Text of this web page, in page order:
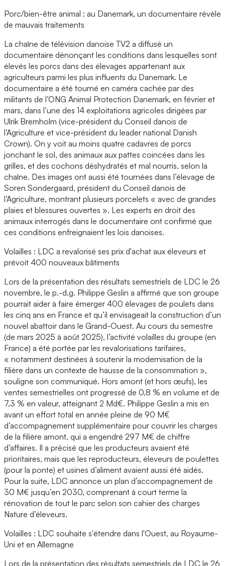
Porc/bien-être animal : au Danemark, un documentaire révèle
de mauvais traitements
La chaîne de télévision danoise TV2 a diffusé un
documentaire dénonçant les conditions dans lesquelles sont
élevés les porcs dans des élevages appartenant aux
agriculteurs parmi les plus influents du Danemark. Le
documentaire a été tourné en caméra cachée par des
militants de l’ONG Animal Protection Danemark, en février et
mars, dans l’une des 14 exploitations agricoles dirigées par
Ulrik Bremholm (vice-président du Conseil danois de
l’Agriculture et vice-président du leader national Danish
Crown). On y voit au moins quatre cadavres de porcs
jonchant le sol, des animaux aux pattes coincées dans les
grilles, et des cochons déshydratés et mal nourris, selon la
chaîne. Des images ont aussi été tournées dans l’élevage de
Soren Sondergaard, président du Conseil danois de
l’Agriculture, montrant plusieurs porcelets « avec de grandes
plaies et blessures ouvertes ». Les experts en droit des
animaux interrogés dans le documentaire ont confirmé que
ces conditions enfreignaient les lois danoises.
Volailles : LDC a revalorisé ses prix d'achat aux éleveurs et
prévoit 400 nouveaux bâtiments
Lors de la présentation des résultats semestriels de LDC le 26
novembre, le p.-d.g. Philippe Geslin a affirmé que son groupe
pourrait aider à faire émerger 400 élevages de poulets dans
les cinq ans en France et qu’il envisageait la construction d’un
nouvel abattoir dans le Grand-Ouest. Au cours du semestre
(de mars 2025 à août 2025), l’activité volailles du groupe (en
France) a été portée par les revalorisations tarifaires,
« notamment destinées à soutenir la modernisation de la
filière dans un contexte de hausse de la consommation »,
souligne son communiqué. Hors amont (et hors œufs), les
ventes semestrielles ont progressé de 0,8 % en volume et de
7,3 % en valeur, atteignant 2 Md€. Philippe Geslin a mis en
avant un effort total en année pleine de 90 M€
d’accompagnement supplémentaire pour couvrir les charges
de la filière amont, qui a engendré 297 M€ de chiffre
d’affaires. Il a précisé que les producteurs avaient été
prioritaires, mais que les reproducteurs, éleveurs de poulettes
(pour la ponte) et usines d’aliment avaient aussi été aidés.
Pour la suite, LDC annonce un plan d’accompagnement de
30 M€ jusqu’en 2030, comprenant à court terme la
rénovation de tout le parc selon son cahier des charges
Nature d’éleveurs.
Volailles : LDC souhaite s'étendre dans l'Ouest, au Royaume-
Uni et en Allemagne
Lors de la présentation des résultats semestriels de LDC le 26